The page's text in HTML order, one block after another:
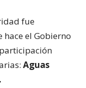
fue
el Gobierno
Aguas